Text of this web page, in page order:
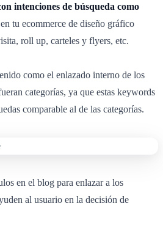
intenciones de búsqueda como
tu ecommerce de diseño gráfico
roll up, carteles y flyers, etc.
como el enlazado interno de los
categorías, ya que estas keywords
comparable al de las categorías.
en el blog para enlazar a los
al usuario en la decisión de